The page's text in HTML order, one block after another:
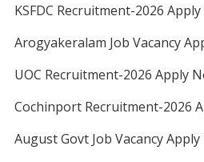
KSFDC Recruitment-2026
Arogyakeralam Job Vacancy
UOC Recruitment-2026 Apply
Cochinport Recruitment-2026
August Govt Job Vacancy